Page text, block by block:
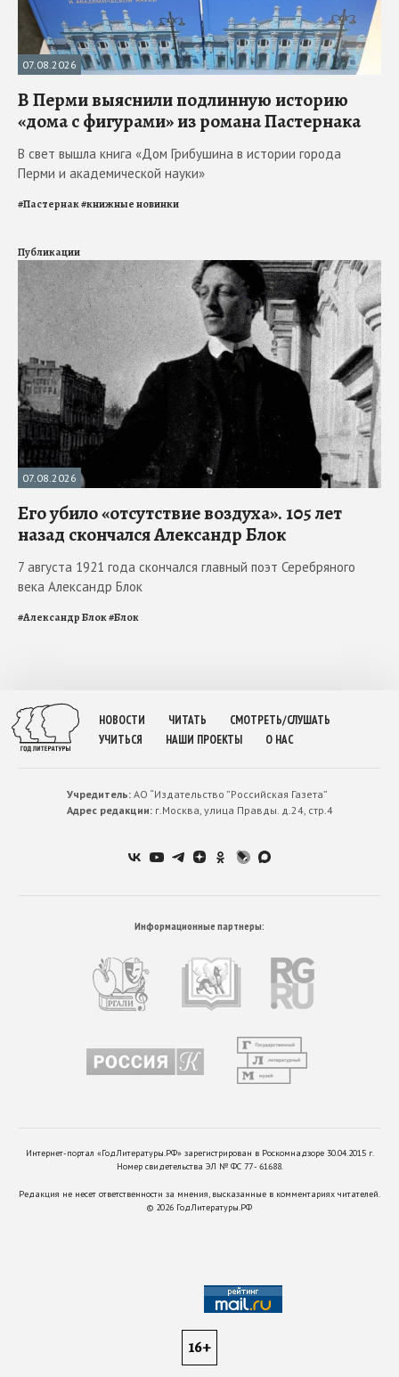
07.08.2026
В Перми выяснили подлинную историю
«дома с фигурами» из романа Пастернака
В свет вышла книга «Дом Грибушина в истории города
Перми и академической науки»
#Пастернак#книжные новинки
Публикации
07.08.2026
Его убило «отсутствие воздуха». 105 лет
назад скончался Александр Блок
7 августа 1921 года скончался главный поэт Серебряного
века Александр Блок
#Александр Блок#Блок
НОВОСТИ ЧИТАТЬ
СМОТРЕТЬ/СЛУШАТЬ
УЧИТЬСЯ
НАШИ ПРОЕКТЫ О НАС
Учредитель:АО “Издательство ”Российская Газета”
Адрес редакции:г.Москва, улица Правды. д.24, стр.4
Информационные партнеры:
Интернет-портал «ГодЛитературы.РФ» зарегистрирован в Роскомнадзоре 30.04.2015 г.
Номер свидетельства ЭЛ № ФС 77 - 61688.
Редакция не несет ответственности за мнения, высказанные в комментариях читателей.
© 2026 ГодЛитературы.РФ
16+